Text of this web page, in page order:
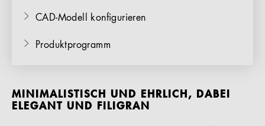
CAD-Modell konfigurieren
Produktprogramm
MINIMALISTISCH UND EHRLICH, DABEI
ELEGANT UND FILIGRAN